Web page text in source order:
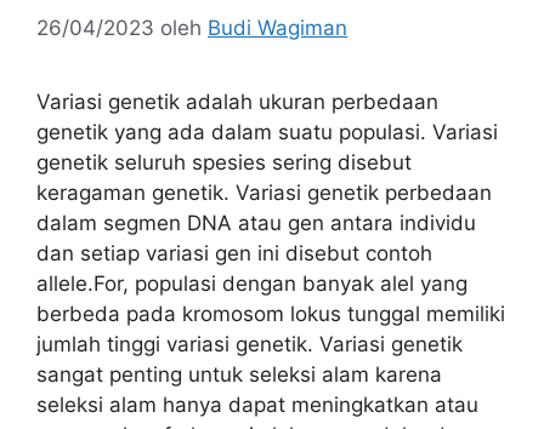
26/04/2023 oleh Budi Wagiman
Variasi genetik adalah ukuran perbedaan
genetik yang ada dalam suatu populasi. Variasi
genetik seluruh spesies sering disebut
keragaman genetik. Variasi genetik perbedaan
dalam segmen DNA atau gen antara individu
dan setiap variasi gen ini disebut contoh
allele.For, populasi dengan banyak alel yang
berbeda pada kromosom lokus tunggal memiliki
jumlah tinggi variasi genetik. Variasi genetik
sangat penting untuk seleksi alam karena
seleksi alam hanya dapat meningkatkan atau